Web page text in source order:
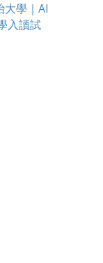
大學｜AI
入讀試